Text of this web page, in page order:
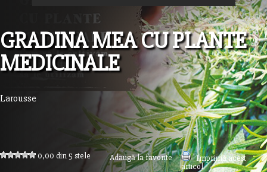
GRADINA MEA CU PLANTE
MEDICINALE
Larousse
0,00 din 5 stele Adaugă la favorite
Imprimă acest
articol